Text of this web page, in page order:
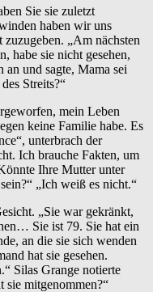
Sie sie zuletzt
haben wir uns
„Am nächsten
habe sie nicht gesehen,
und sagte, Mama sei
Streits?“
mein Leben
keine Familie habe. Es
unterbrach der
Ich brauche Fakten, um
Ihre Mutter unter
„Ich weiß es nicht.“
„Sie war gekränkt,
Sie ist 79. Sie hat ein
an die sie sich wenden
hat sie gesehen.
Silas Grange notierte
sie mitgenommen?“